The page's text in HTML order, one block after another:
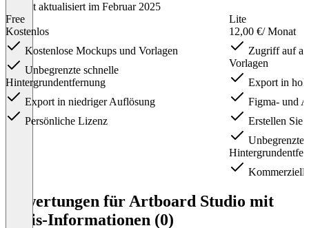
Zuletzt aktualisiert im Februar 2025
Free
Kostenlos
Kostenlose Mockups und Vorlagen
Unbegrenzte schnelle
Hintergrundentfernung
Export in niedriger Auflösung
Persönliche Lizenz
Lite
12,00 €/ Monat
Zugriff auf
Vorlagen
Export in
Figma- und
Erstellen Sie
Unbegrenzte
Bewertungen für Artboard Studio mit
Preis-Informationen (0)